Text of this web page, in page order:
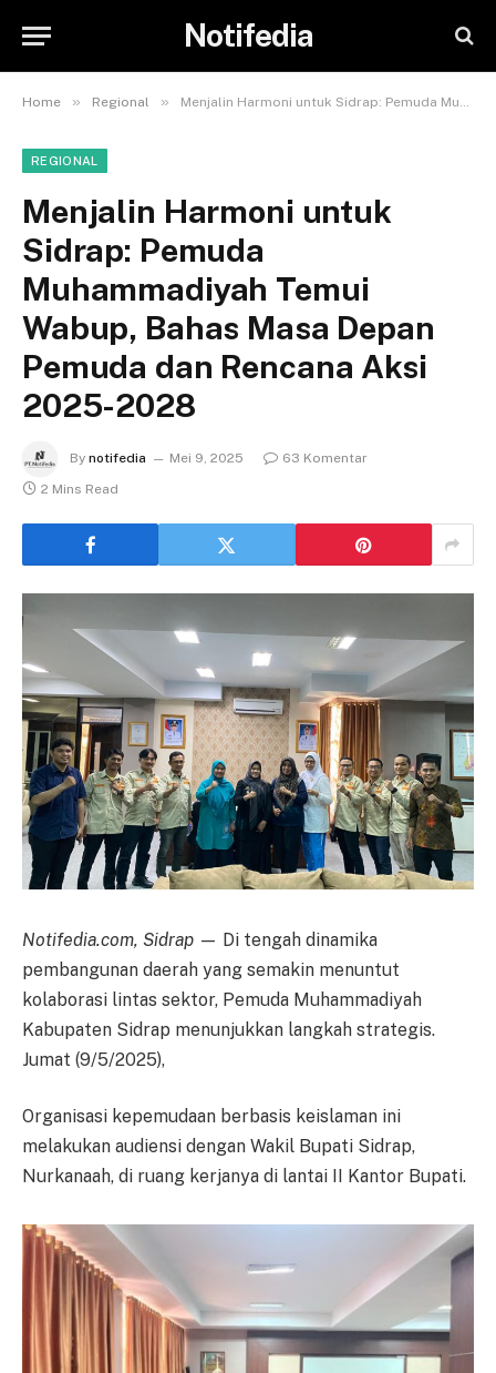
Notifedia
Home » Regional » Menjalin Harmoni untuk Sidrap: Pemuda Muhammadiyah Temui Wabup, Bahas Masa Depan Pemuda dan Rencana Aksi 2025-2028
REGIONAL
Menjalin Harmoni untuk
Sidrap: Pemuda
Muhammadiyah Temui
Wabup, Bahas Masa Depan
Pemuda dan Rencana Aksi
2025-2028
By notifedia Mei 9, 2025
63 Komentar
2 Mins Read
Notifedia.com, Sidrap — Di tengah dinamika
pembangunan daerah yang semakin menuntut
kolaborasi lintas sektor, Pemuda Muhammadiyah
Kabupaten Sidrap menunjukkan langkah strategis.
Jumat (9/5/2025),
Organisasi kepemudaan berbasis keislaman ini
melakukan audiensi dengan Wakil Bupati Sidrap,
Nurkanaah, di ruang kerjanya di lantai II Kantor Bupati.